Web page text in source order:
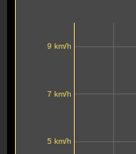
5 km/h
7 km/h
9 km/h